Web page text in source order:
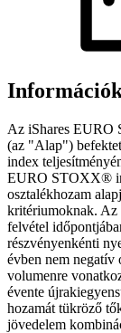
Az iShares
(az "Alap")
index
EURO STOXX®
osztalékhozam
kritériumoknak. Az
felvétel
részvényenkénti
évben nem negatív
volumenre
évente
hozamát tükröző
jövedelem